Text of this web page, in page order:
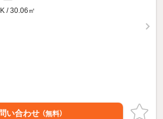
/ 30.06㎡
い合わせ （無料）